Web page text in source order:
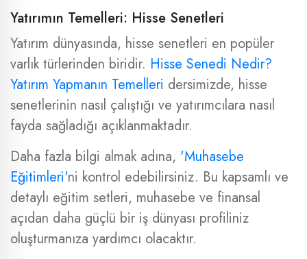
Yatırımın Temelleri: Hisse Senetleri
Yatırım dünyasında, hisse senetleri en popüler
varlık türlerinden biridir. Hisse Senedi Nedir?
Yatırım Yapmanın Temelleri dersimizde, hisse
senetlerinin nasıl çalıştığı ve yatırımcılara nasıl
fayda sağladığı açıklanmaktadır.
Daha fazla bilgi almak adına, 'Muhasebe
Eğitimleri'ni kontrol edebilirsiniz. Bu kapsamlı ve
detaylı eğitim setleri, muhasebe ve finansal
açıdan daha güçlü bir iş dünyası profiliniz
oluşturmanıza yardımcı olacaktır.